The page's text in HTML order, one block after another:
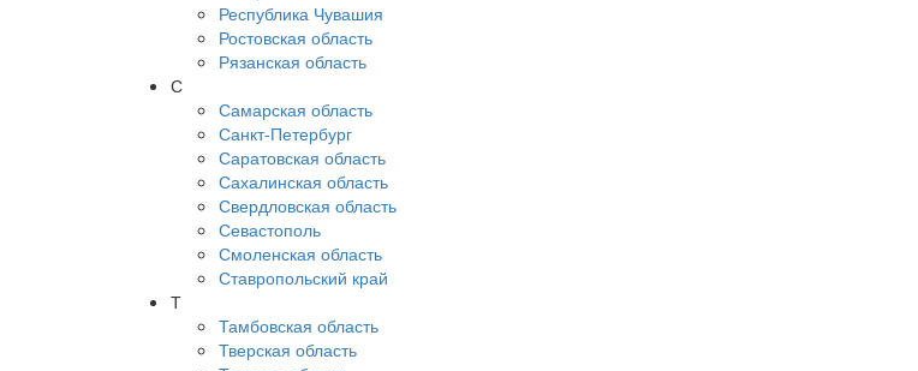
Республика Чувашия
Ростовская область
Рязанская область
С
Самарская область
Санкт-Петербург
Саратовская область
Сахалинская область
Свердловская область
Севастополь
Смоленская область
Ставропольский край
Т
Тамбовская область
Тверская область